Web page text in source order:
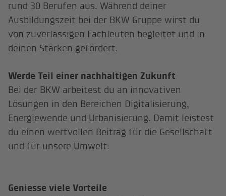
rund 30 Berufen aus. Während deiner
Ausbildungszeit bei der BKW Gruppe wirst du
von zuverlässigen Fachleuten begleitet und in
deinen Stärken gefördert.
Werde Teil einer nachhaltigen Zukunft
Bei der BKW arbeitest du an innovativen
Lösungen in den Bereichen Digitalisierung,
Energiewende und Urbanisierung. Damit leistest
du einen wertvollen Beitrag für die Gesellschaft
und für unsere Umwelt.
Geniesse viele Vorteile